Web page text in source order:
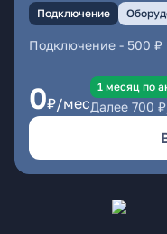
Подключение
Подключение - 500 ₽
0₽/мес
1 месяц по
Далее 700